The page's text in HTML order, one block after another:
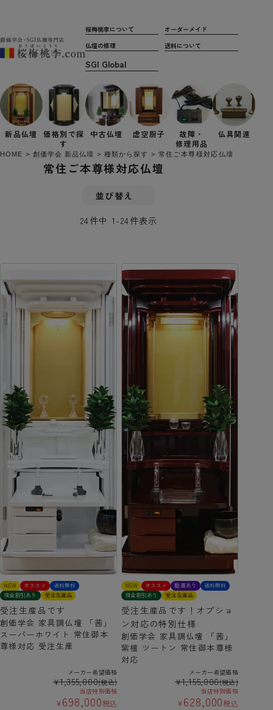
桜梅桃李について
オーダーメイド
仏壇の修理
送料について
新品仏壇 価格別で探
す
中古仏壇 虚空厨子
故障・
修理用品
仏具関連
HOME 創価学会 新品仏壇 種類から探す 常住ご本尊様対応仏壇
常住ご本尊様対応仏壇
並び替え
24件中 1 -24件表示
NEW オススメ
送料無料
現金割引あり
受注生産品
受注生産品です
創価学会 家具調仏壇 「茜」
スーパーホワイト 常住御本
尊様対応 受注生産
メーカー希望価格
¥1,355,000(税込)
当店特別価格
¥698,000税込
NEW オススメ 動画あり
送料無料
現金割引あり
受注生産品
受注生産品です！オプショ
ン対応の特別仕様
創価学会 家具調仏壇 「茜」
紫檀 ツートン 常住御本尊様
対応
メーカー希望価格
¥1,155,000(税込)
当店特別価格
¥628,000税込